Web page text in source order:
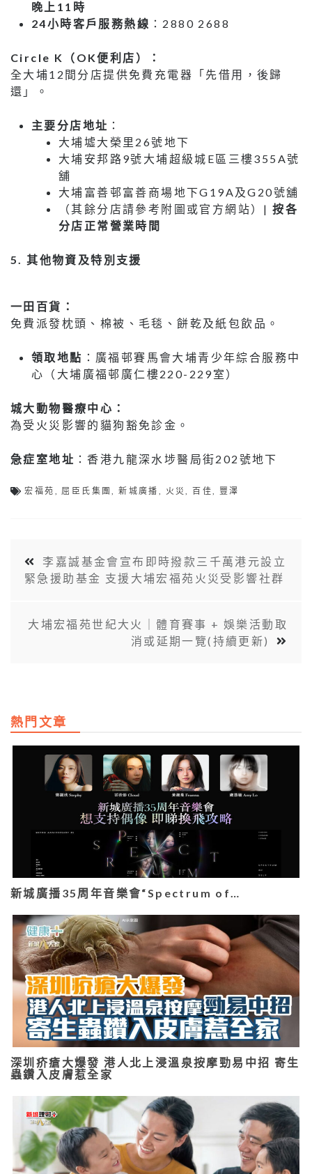
晚上 11 時
24小時客戶服務熱線 ：2880 2688
Circle K （ OK便利店）：
全大埔12間分店提供免費充電器「先借用，後歸
還」。
主要分店地址 ：
大埔墟大榮里26號地下
大埔安邦路9號大埔超級城E區三樓355A號
舖
大埔富善邨富善商場地下G19A及G20號舖
（其餘分店請參考附圖或官方網站）|按各
分店正常營業時間
5.其他物資及特別支援
一田百貨：
免費派發枕頭、棉被、毛毯、餅乾及紙包飲品。
領取地點 ：廣福邨賽馬會大埔青少年綜合服務中
心（大埔廣福邨廣仁樓220-229室）
城大動物醫療中心：
為受火災影響的貓狗豁免診金。
急症室地址 ：香港九龍深水埗醫局街202號地下
宏福苑 , 屈臣氏集團,新城廣播 , 火災,百佳, 豐澤
李嘉誠基金會宣布即時撥款三千萬港元設立
緊急援助基金 支援大埔宏福苑火災受影響社群
大埔宏福苑世紀大火｜體育賽事 + 娛樂活動取
消或延期一覽(持續更新)
熱門文章
新城廣播35周年音樂會“Spectrum of…
深圳疥瘡大爆發 港人北上浸溫泉按摩勁易中招 寄生
蟲鑽入皮膚惹全家